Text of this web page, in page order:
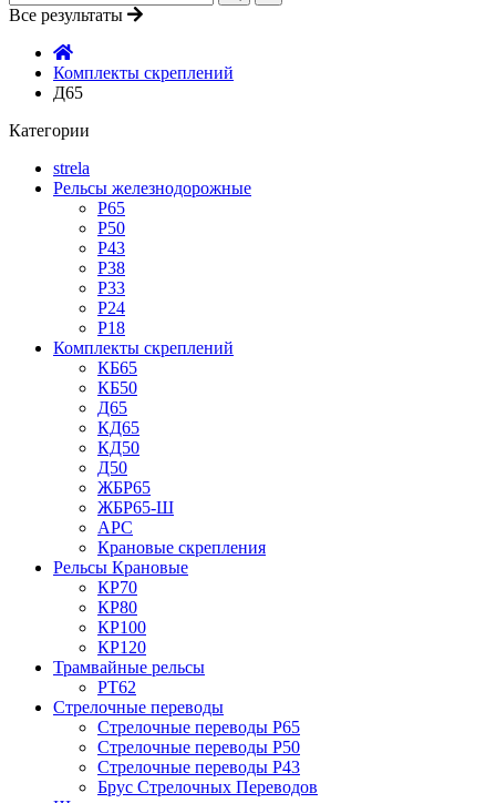
Все результаты
Комплекты скреплений
Д65
Категории
strela
Рельсы железнодорожные
Р65
Р50
Р43
Р38
Р33
Р24
Р18
Комплекты скреплений
КБ65
КБ50
Д65
КД65
КД50
Д50
ЖБР65
ЖБР65-Ш
АРС
Крановые скрепления
Рельсы Крановые
КР70
КР80
КР100
КР120
Трамвайные рельсы
РТ62
Стрелочные переводы
Стрелочные переводы Р65
Стрелочные переводы Р50
Стрелочные переводы Р43
Брус Стрелочных Переводов